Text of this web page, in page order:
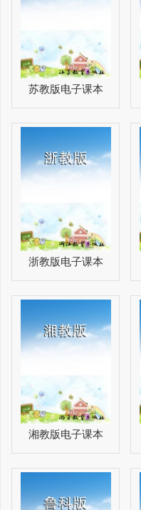
苏教版电子课本
浙教版电子课本
湘教版电子课本